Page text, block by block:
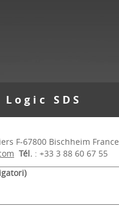
SDS
F-67800 Bischheim France
Tél. : +33 3 88 60 67 55